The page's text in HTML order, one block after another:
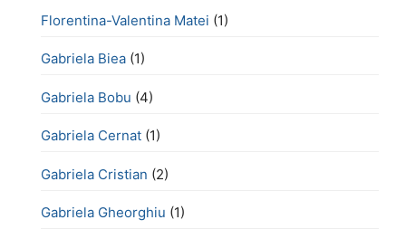
Florentina-Valentina Matei (1)
Gabriela Biea (1)
Gabriela Bobu (4)
Gabriela Cernat (1)
Gabriela Cristian (2)
Gabriela Gheorghiu (1)